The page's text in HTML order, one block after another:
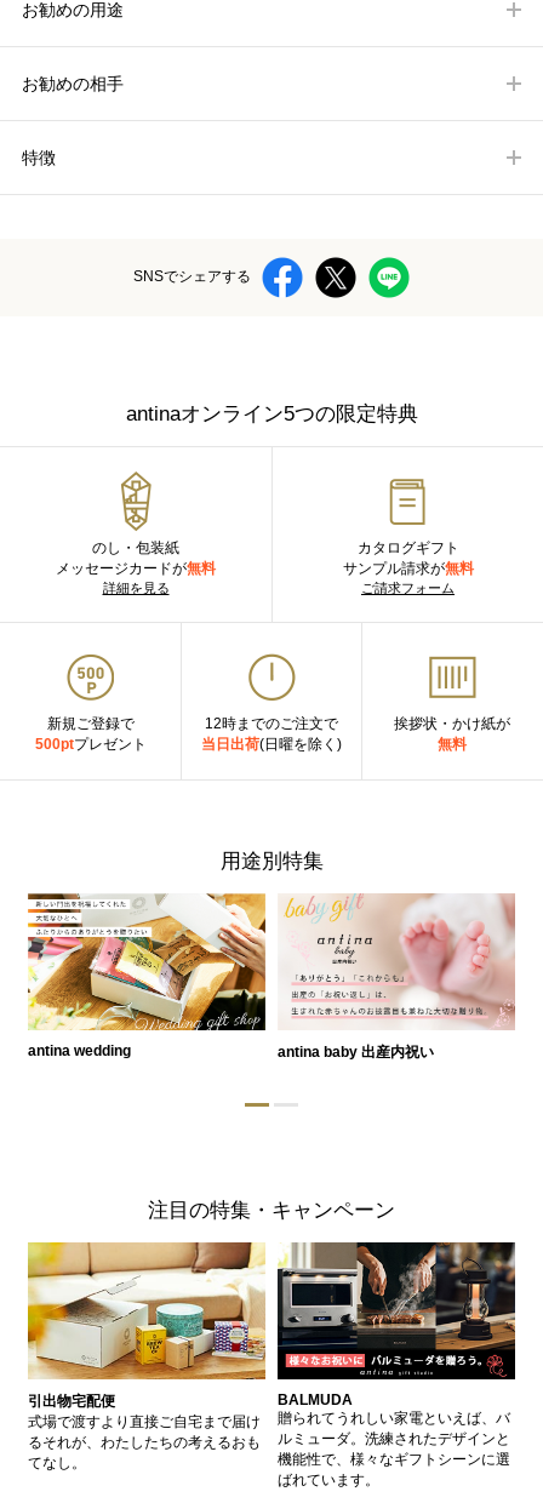
お勧めの用途
お勧めの相手
特徴
SNSでシェアする
antinaオンライン5つの限定特典
のし・包装紙
メッセージカードが無料
詳細を見る
カタログギフト
サンプル請求が無料
ご請求フォーム
新規ご登録で
500ptプレゼント
12時までのご注文で
当日出荷(日曜を除く)
挨拶状・かけ紙が
無料
用途別特集
antina wedding antina baby 出産内祝い
注目の特集・キャンペーン
引出物宅配便
式場で渡すより直接ご自宅まで届け
るそれが、わたしたちの考えるおも
てなし。
BALMUDA
贈られてうれしい家電といえば、バ
ルミューダ。洗練されたデザインと
機能性で、様々なギフトシーンに選
ばれています。